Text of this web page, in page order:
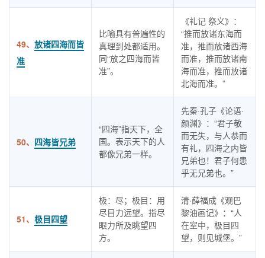
49、 放诸四海而皆
准
比喻具有普遍性的
真理到处都适用。
同“放之四海而皆
准”。
《礼记 祭义》：
“推而放诸东海而
准，推而放诸西海
而准，推而放诸南
海而准，推而放诸
北海而准。”
50、 四海皆兄弟
“四海”指天下，全
国。表示天下的人
都像兄弟一样。
先秦·孔子《论语·
颜渊》：“君子敬
而无失，与人恭而
有礼，四海之内皆
兄弟也！君子何患
乎无兄弟也。”
51、 极目四望
极：尽；极目：用
尽目力远望。指尽
眼力所及眺望四
方。
清·薛福成《观巴
黎油画记》：“人
在室中，极目四
望，则见城堡。”